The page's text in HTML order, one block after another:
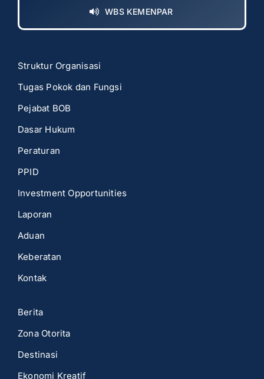
WBS KEMENPAR
Struktur Organisasi
Tugas Pokok dan Fungsi
Pejabat BOB
Dasar Hukum
Peraturan
PPID
Investment Opportunities
Laporan
Aduan
Keberatan
Kontak
Berita
Zona Otorita
Destinasi
Ekonomi Kreatif